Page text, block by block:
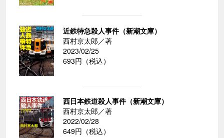
近鉄特急殺人事件（新潮文庫）
西村京太郎／著
2023/02/25
693円（税込）
西日本鉄道殺人事件（新潮文庫）
西村京太郎／著
2022/02/28
649円（税込）